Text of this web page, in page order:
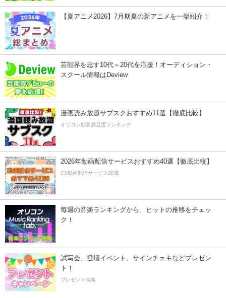
【夏アニメ2026】7月期夏の新アニメを一挙紹介！
芸能界を志す10代～20代を応援！オーディション・
スクール情報はDeview
漫画読み放題サブスクおすすめ11選【徹底比較】
オリコン顧客満足度ランキング
2026年動画配信サービスおすすめ40選【徹底比較】
CS動画配信サービス20選
毎週の音楽ランキングから、ヒットの推移をチェッ
ク！
試写会、登壇イベント、サインチェキなどプレゼン
ト！
プレゼント特集